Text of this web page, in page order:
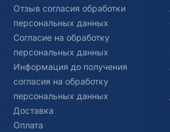
Отзыв согласия обработки
персональных данных
Согласие на обработку
персональных данных
Информация до получения
согласия на обработку
персональных данных
Доставка
Оплата